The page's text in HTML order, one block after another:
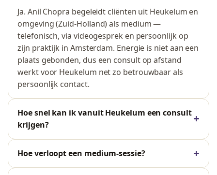
Ja. Anil Chopra begeleidt cliënten uit Heukelum en
omgeving (Zuid-Holland) als medium —
telefonisch, via videogesprek en persoonlijk op
zijn praktijk in Amsterdam. Energie is niet aan een
plaats gebonden, dus een consult op afstand
werkt voor Heukelum net zo betrouwbaar als
persoonlijk contact.
Hoe snel kan ik vanuit Heukelum een consult
krijgen?
Hoe verloopt een medium-sessie?